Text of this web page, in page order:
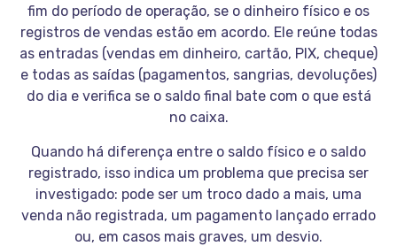
fim do período de operação, se o dinheiro físico e os
registros de vendas estão em acordo. Ele reúne todas
as entradas (vendas em dinheiro, cartão, PIX, cheque)
e todas as saídas (pagamentos, sangrias, devoluções)
do dia e verifica se o saldo final bate com o que está
no caixa.
Quando há diferença entre o saldo físico e o saldo
registrado, isso indica um problema que precisa ser
investigado: pode ser um troco dado a mais, uma
venda não registrada, um pagamento lançado errado
ou, em casos mais graves, um desvio.